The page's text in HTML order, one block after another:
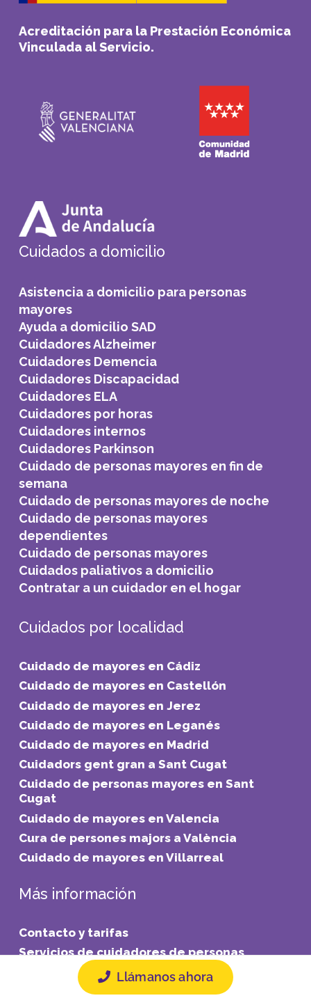
Acreditación para la Prestación Económica
Vinculada al Servicio.
Cuidados a domicilio
Asistencia a domicilio para personas
mayores
Ayuda a domicilio SAD
Cuidadores Alzheimer
Cuidadores Demencia
Cuidadores Discapacidad
Cuidadores ELA
Cuidadores por horas
Cuidadores internos
Cuidadores Parkinson
Cuidado de personas mayores en fin de
semana
Cuidado de personas mayores de noche
Cuidado de personas mayores
dependientes
Cuidado de personas mayores
Cuidados paliativos a domicilio
Contratar a un cuidador en el hogar
Cuidados por localidad
Cuidado de mayores en Cádiz
Cuidado de mayores en Castellón
Cuidado de mayores en Jerez
Cuidado de mayores en Leganés
Cuidado de mayores en Madrid
Cuidadors gent gran a Sant Cugat
Cuidado de personas mayores en Sant
Cugat
Cuidado de mayores en Valencia
Cura de persones majors a València
Cuidado de mayores en Villarreal
Más información
Contacto y tarifas
Servicios de cuidadores de personas
Precios de cuidadores
Llámanos ahora